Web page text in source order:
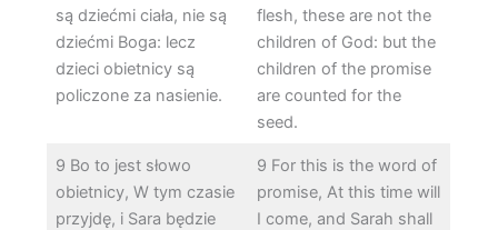
są dziećmi ciała, nie są
dziećmi Boga: lecz
dzieci obietnicy są
policzone za nasienie.
flesh, these are not the
children of God: but the
children of the promise
are counted for the
seed.
9 Bo to jest słowo
obietnicy, W tym czasie
przyjdę, i Sara będzie
9 For this is the word of
promise, At this time will
I come, and Sarah shall